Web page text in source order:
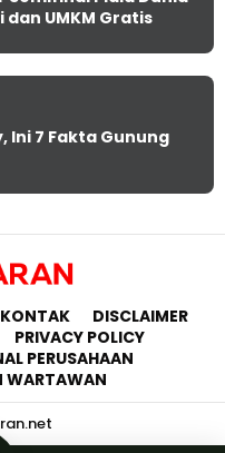
dan UMKM Gratis
Ini 7 Fakta Gunung
KONTAK
DISCLAIMER
PRIVACY POLICY
PERUSAHAAN
WARTAWAN